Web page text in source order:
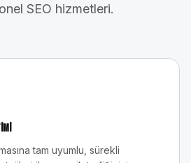
SEO hizmetleri.
tam uyumlu, sürekli